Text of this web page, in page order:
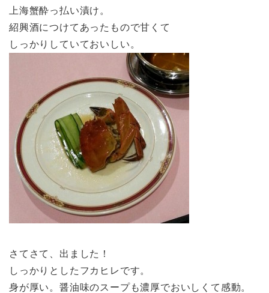
上海蟹酔っ払い漬け。
紹興酒につけてあったもので甘くて
しっかりしていておいしい。
さてさて、出ました！
しっかりとしたフカヒレです。
身が厚い。醤油味のスープも濃厚でおいしくて感動。